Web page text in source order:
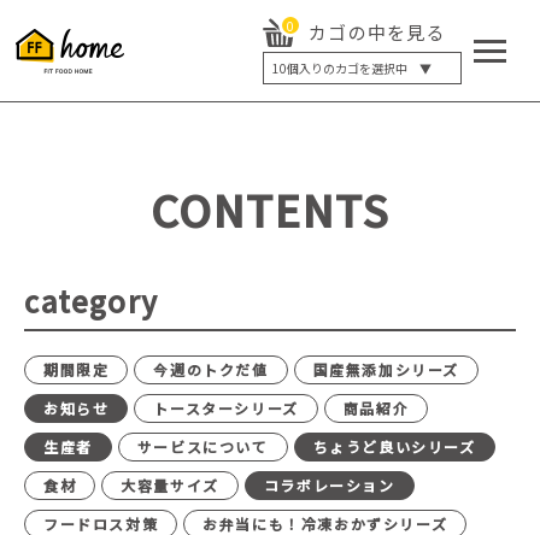
0 カゴの中を見る
10個入りのカゴを選択中 ▼
5個入り
20個入り
最大12%OFF
CONTENTS
category
期間限定 今週のトクだ値
国産無添加シリーズ
お知らせ
トースターシリーズ
商品紹介
生産者
サービスについて
ちょうど良いシリーズ
食材
大容量サイズ
コラボレーション
フードロス対策
お弁当にも！冷凍おかずシリーズ